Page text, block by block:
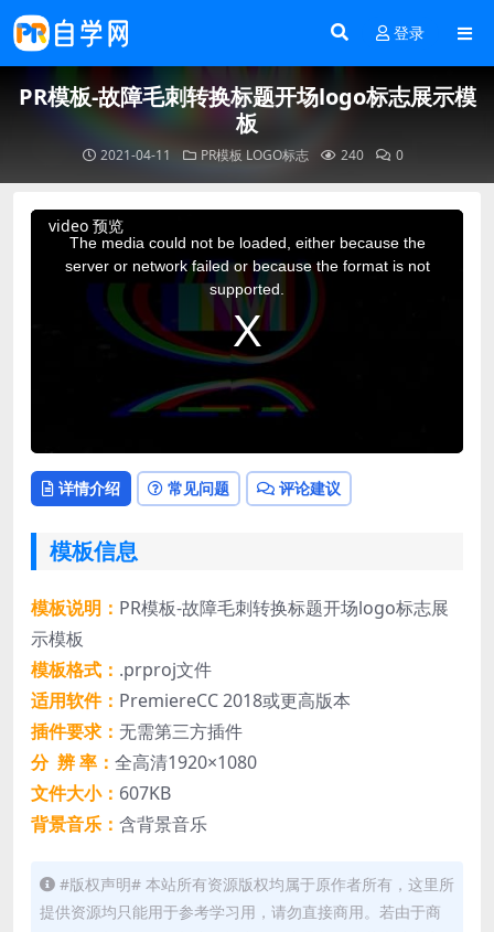
登录
PR模板-故障毛刺转换标题开场logo标志展示模
板
2021-04-11 PR模板 LOGO标志 240 0
video 预览
This
The media could not be loaded, either because the
server or network failed or because the format is not
supported.
详情介绍 常见问题 评论建议
模板信息
模板说明： PR模板-故障毛刺转换标题开场logo标志展
示模板
模板格式： .prproj文件
适用软件： PremiereCC 2018或更高版本
插件要求： 无需第三方插件
分 辨 率： 全高清1920×1080
文件大小： 607KB
背景音乐： 含背景音乐
#版权声明# 本站所有资源版权均属于原作者所有，这里所
提供资源均只能用于参考学习用，请勿直接商用。若由于商